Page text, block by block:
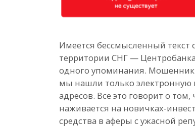
Имеется бессмысленный текст
территории СНГ —
одного упоминания.
мы нашли только электронную
адресов. Все это говорит о
наживается на новичках-
средства в аферы с ужасной